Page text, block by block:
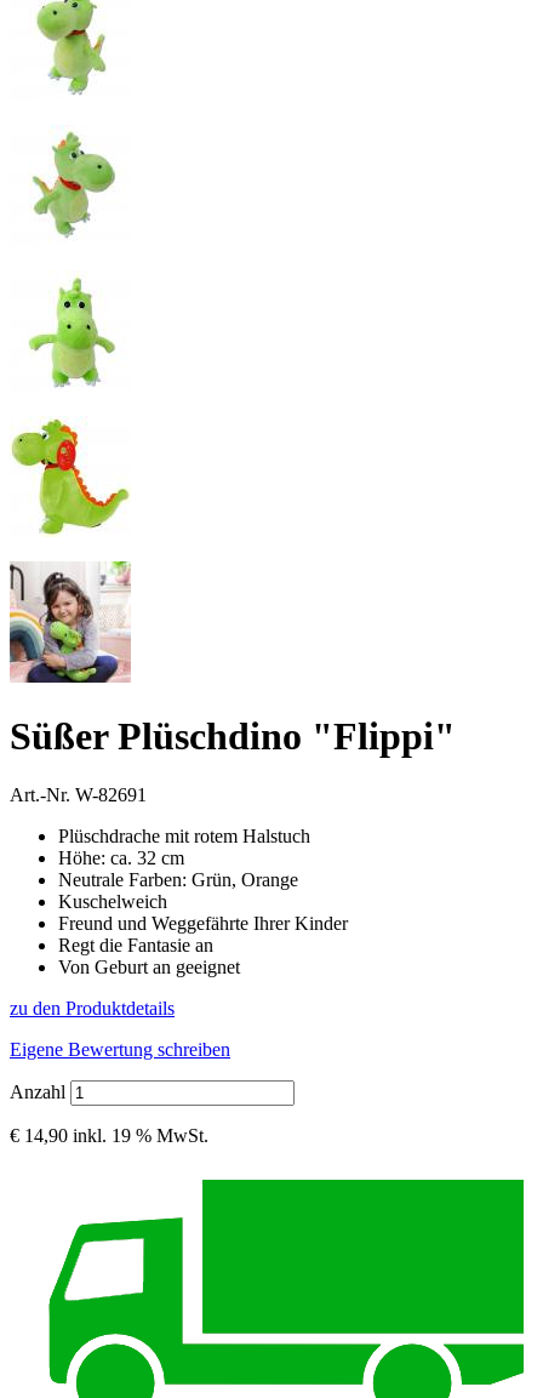
Süßer Plüschdino "Flippi"
Art.-Nr. W-82691
Plüschdrache mit rotem Halstuch
Höhe: ca. 32 cm
Neutrale Farben: Grün, Orange
Kuschelweich
Freund und Weggefährte Ihrer Kinder
Regt die Fantasie an
Von Geburt an geeignet
zu den Produktdetails
Eigene Bewertung schreiben
Anzahl
€ 14,90 inkl. 19 % MwSt.